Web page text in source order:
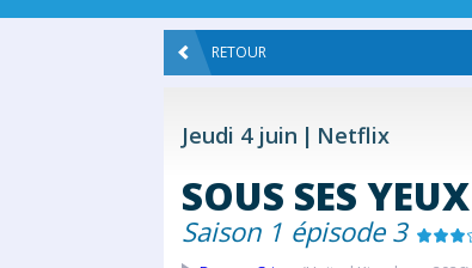
RETOUR
Jeudi 4 juin Netflix
SOUS SES YEUX
Saison 1 épisode 3